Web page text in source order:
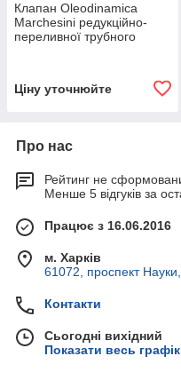
Клапан Oleodinamica
Marchesini редукційно-
переливної трубного
Ціну уточнюйте
Про нас
Рейтинг не
Менше 5 відгуків за
Працює з 16.06.2016
м. Харків
61072, проспект
Контакти
Сьогодні вихідний
Показати весь